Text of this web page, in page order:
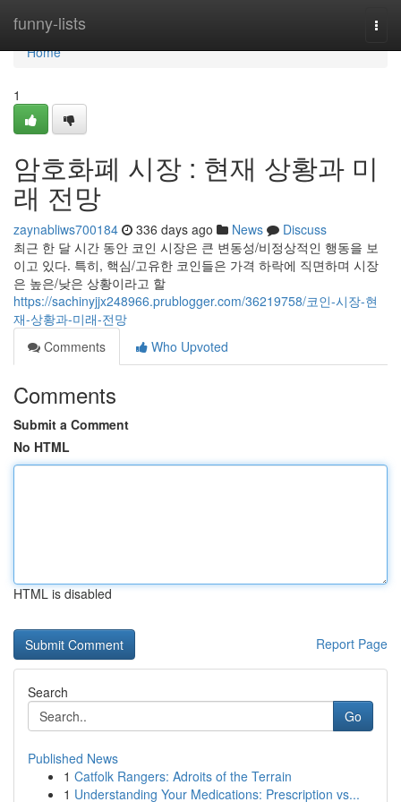
funny-lists
Home
Home
1
암호화폐 시장 : 현재 상황과 미
래 전망
zaynabliws700184 336 days ago News
Discuss
최근 한 달 시간 동안 코인 시장은 큰 변동성/비정상적인 행동을 보
이고 있다. 특히, 핵심/고유한 코인들은 가격 하락에 직면하며 시장
은 높은/낮은 상황이라고 할
https://sachinyjjx248966.prublogger.com/36219758/코인-시장-현
재-상황과-미래-전망
Comments
Who Upvoted
Comments
Submit a Comment
No HTML
HTML is disabled
Report Page
Search
Go
Published News
1 Catfolk Rangers: Adroits of the Terrain
1 Understanding Your Medications: Prescription vs...